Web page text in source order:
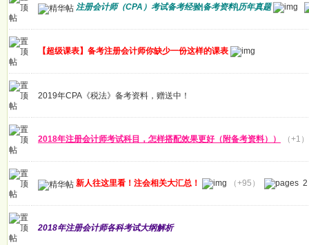
注册会计师（CPA）考试备考经验|备考资料|历年真题
【超级课表】备考注册会计师你缺少一份这样的课表
2019年CPA《税法》备考资料，赠送中！
2018年注册会计师考试科目，怎样搭配效果更好（附备考资料）） （+1）
新人往这里看！注会相关大汇总！ （+95） 2
2018年注册会计师各科考试大纲解析